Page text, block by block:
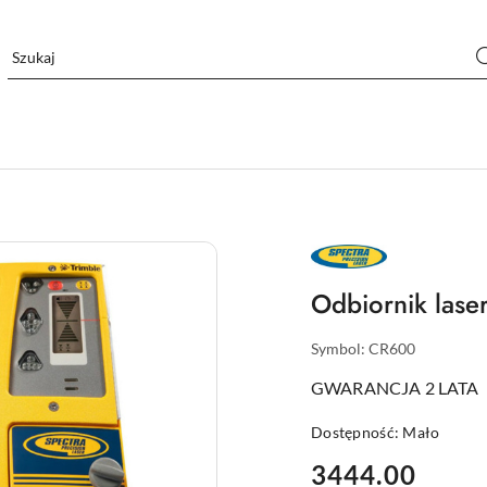
NAZWA
PRODUCENTA:
PRECISION
Odbiornik
Symbol: CR600
GWARANCJA 2 LATA
Dostępność: Mało
cena:
3444.00